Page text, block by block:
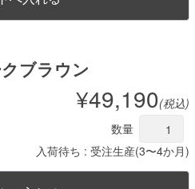
ブラウン
¥49,190(税込)
数量
入荷待ち : 受注生産(3〜4か月)